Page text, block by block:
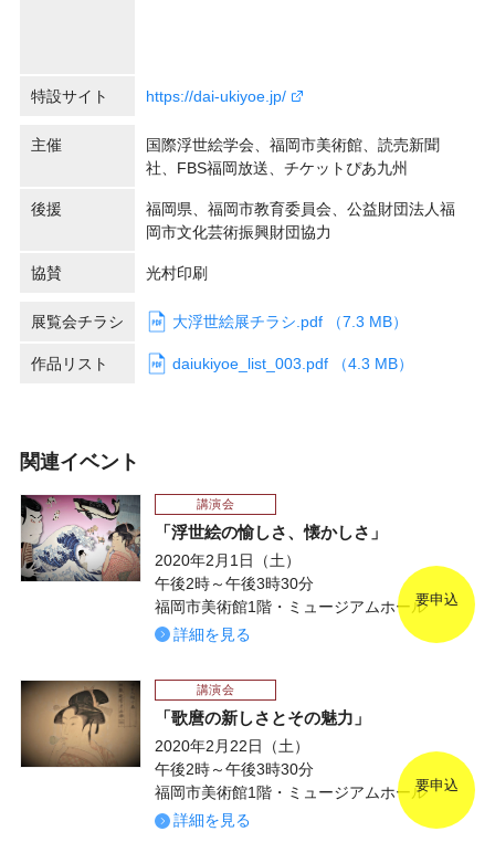
特設サイト https://dai-ukiyoe.jp/
主催
国際浮世絵学会、福岡市美術館、読売新聞
社、FBS福岡放送、チケットぴあ九州
後援
福岡県、福岡市教育委員会、公益財団法人福
岡市文化芸術振興財団協力
協賛 光村印刷
展覧会チラシ 大浮世絵展チラシ.pdf （7.3 MB）
作品リスト daiukiyoe_list_003.pdf （4.3 MB）
関連イベント
講演会
「浮世絵の愉しさ、懐かしさ」
2020年2月1日（土）
午後2時～午後3時30分
福岡市美術館1階・ミュージアムホール
詳細を見る
要申込
講演会
「歌麿の新しさとその魅力」
2020年2月22日（土）
午後2時～午後3時30分
福岡市美術館1階・ミュージアムホール
詳細を見る
要申込